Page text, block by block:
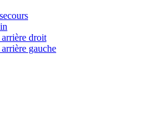
droit
gauche